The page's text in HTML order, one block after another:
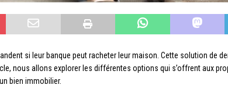
si leur banque peut racheter leur maison. Cette solution de
nous allons explorer les différentes options qui s’offrent aux
bien immobilier.